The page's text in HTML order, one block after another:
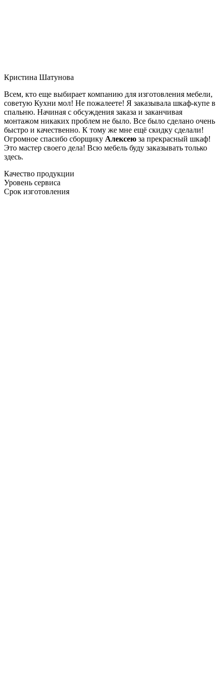
Кристина Шатунова
Всем, кто еще выбирает компанию для изготовления мебели,
советую Кухни мол! Не пожалеете! Я заказывала шкаф-купе в
спальню. Начиная с обсуждения заказа и заканчивая
монтажом никаких проблем не было. Все было сделано очень
быстро и качественно. К тому же мне ещё скидку сделали!
Огромное спасибо сборщику Алексею за прекрасный шкаф!
Это мастер своего дела! Всю мебель буду заказывать только
здесь.
Качество продукции
Уровень сервиса
Срок изготовления